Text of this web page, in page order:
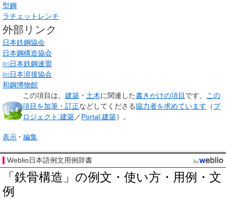
型鋼
ラチェットレンチ
外部リンク
日本鉄鋼協会
日本鋼構造協会
㈳日本鉄鋼連盟
㈳日本溶接協会
和鋼博物館
この項目は、 建築 ・ 土木に関連した書きかけの項目 です。 この
項目を加筆・訂正などしてくださる協力者を求めています （プ
ロジェクト:建築／Portal:建築）。
表示 編集
Weblio日本語例文用例辞書
「鉄骨構造」の例文・使い方・用例・文
例